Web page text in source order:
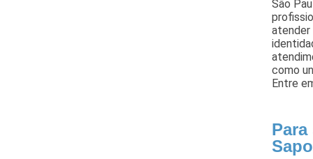
São
atender
como
Entre